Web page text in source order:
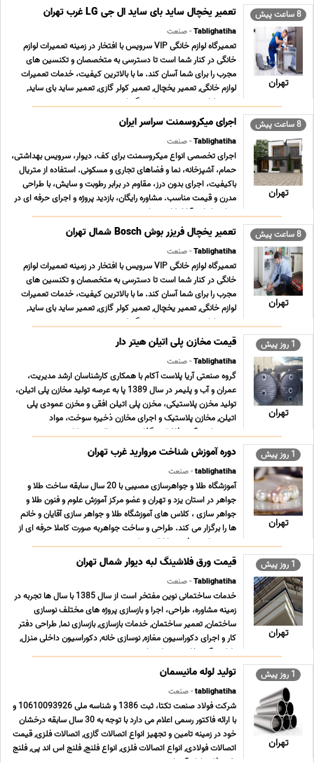
8 ساعت پیش
تهران
تعمیر یخچال ساید بای ساید ال جی LG غرب تهران
Tablighatiha- صنعت
تعمیرگاه لوازم خانگی VIP سرویس با افتخار در زمینه تعمیرات لوازم
خانگی در کنار شما است تا دسترسی به متخصصان و تکنسین های
مجرب را برای شما آسان کند. ما با بالاترین کیفیت، خدمات تعمیرات
لوازم خانگی, تعمیر یخچال, تعمیر کولر گازی, تعمیر ساید بای ساید,
تعمیر لباسشویی, تعمیر پکیج گرمایش ... ...
8 ساعت پیش
تهران
اجرای میکروسمنت سراسر ایران
Tablighatiha- صنعت
اجرای تخصصی انواع میکروسمنت برای کف، دیوار، سرویس بهداشتی،
حمام، آشپزخانه، نما و فضاهای تجاری و مسکونی. استفاده از متریال
باکیفیت، اجرای بدون درز، مقاوم در برابر رطوبت و سایش، با طراحی
مدرن و قیمت مناسب. مشاوره رایگان، بازدید پروژه و اجرای حرفه ای در
سراسر ایران. آیا از کاشی های ... ...
8 ساعت پیش
تهران
تعمیر یخچال فریزر بوش Bosch شمال تهران
Tablighatiha- صنعت
تعمیرگاه لوازم خانگی VIP سرویس با افتخار در زمینه تعمیرات لوازم
خانگی در کنار شما است تا دسترسی به متخصصان و تکنسین های
مجرب را برای شما آسان کند. ما با بالاترین کیفیت، خدمات تعمیرات
لوازم خانگی, تعمیر یخچال, تعمیر کولر گازی, تعمیر ساید بای ساید,
تعمیر لباسشویی, تعمیر پکیج گرمایش ... ...
1 روز پیش
تهران
قیمت مخازن پلی اتیلن هیتر دار
Tablighatiha- صنعت
گروه صنعتی آریا پلاست آکام با همکاری کارشناسان ارشد مدیریت،
عمران و آب و پلیمر در سال 1389 پا به عرصه تولید مخازن پلی اتیلن،
تولید مخزن پلاستیکی، مخزن پلی اتیلن افقی و مخزن عمودی پلی
اتیلن, مخازن پلاستیک و اجرای مخازن ذخیره سوخت، مواد
شمیمیایی، آب و فاضلاب گذاشت و هم اکنون در کار ... ...
1 روز پیش
تهران
دوره آموزش شناخت مروارید غرب تهران
tablighatiha- صنعت
آموزشگاه طلا و جواهرسازی مصیبی با 20 سال سابقه ساخت طلا و
جواهر در استان یزد و تهران و عضو مرکز آموزش علوم و فنون طلا و
جواهر سازى ، کلاس هاى آموزشگاه طلا و جواهر سازى آقایان و خانم
ها را برگزار می کند. طراحى و ساخت جواهربه صورت کاملا حرفه اى از
مبتدى تا پیشرفته و با ارائه مدرک د ... ...
1 روز پیش
تهران
قیمت ورق فلاشینگ لبه دیوار شمال تهران
Tablighatiha- صنعت
خدمات ساختمانی نوین مفتخر است از سال 1385 با سال ها تجربه در
زمینه مشاوره، طراحی، اجرا و بازسازی پروژه های مختلف نوسازی
ساختمان, تعمیر ساختمان, خدمات بازسازی, بازسازی نما, طراحی دفتر
کار و اجرای دکوراسیون مغازه, نوسازی خانه, دکوراسیون داخلی منزل,
طراحی آشپزخانه, محوطه سازی و نصب ... ...
1 روز پیش
تهران
تولید لوله مانیسمان
tablighatiha- صنعت
شرکت فولاد صنعت تکتا، ثبت 1386 و شناسه ملی 10610093926 و
با ارائه فاکتور رسمی اعلام می دارد با توجه به 30 سال سابقه درخشان
خود در زمینه تامین و تجهیز انواع اتصالات گازی, اتصالات فلزی, قیمت
اتصالات فولادی, انواع اتصالات فلزی, انواع فلنج, فلنج اس اند پی, فلنج